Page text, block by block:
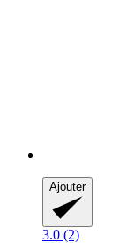
Ajouter
3.0 (2)